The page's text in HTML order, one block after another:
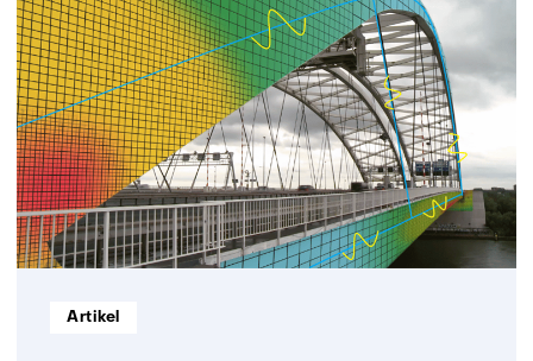
Materials
and
Structures
Informatietype:
Artikel